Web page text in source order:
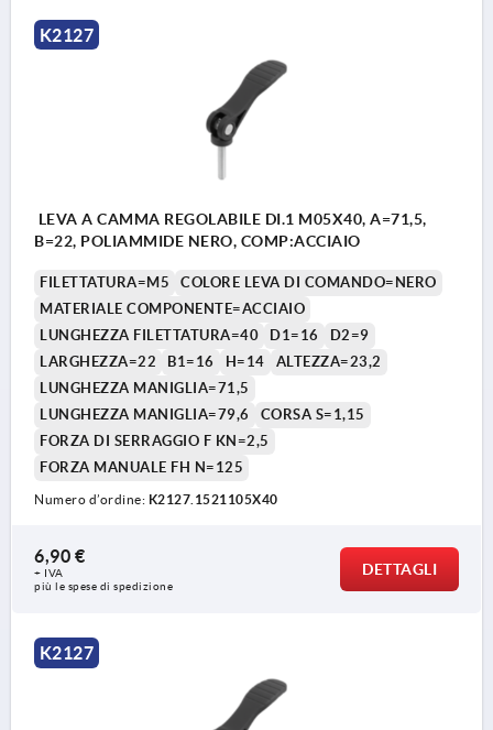
K2127
LEVA A CAMMA REGOLABILE DI.1 M05X40, A=71,5,
B=22, POLIAMMIDE NERO, COMP:ACCIAIO
FILETTATURA=M5
COLORE LEVA DI COMANDO=NERO
MATERIALE COMPONENTE=ACCIAIO
LUNGHEZZA FILETTATURA=40
D1=16
D2=9
LARGHEZZA=22
B1=16 H=14
ALTEZZA=23,2
LUNGHEZZA MANIGLIA=71,5
LUNGHEZZA MANIGLIA=79,6
CORSA S=1,15
FORZA DI SERRAGGIO F KN=2,5
FORZA MANUALE FH N=125
Numero d’ordine: K2127.1521105X40
6,90 €
+ IVA
più le spese di spedizione
DETTAGLI
K2127